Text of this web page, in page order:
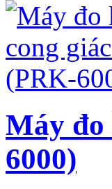
Máy đo
6000)